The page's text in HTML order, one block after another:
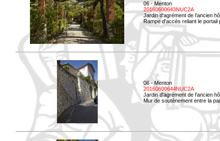
06 - Menton
20160600643NUC2A
Jardin d'agrément de l'ancien
Rampe d'accès reliant le portail
06 - Menton
20160600644NUC2A
Jardin d'agrément de l'ancien
Mur de soutènement entre la